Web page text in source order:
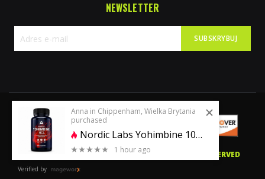
NEWSLETTER
SUBSKRYBUJ
© 2020 PERFECTBODYSHAPE.CO.UK. ALL RIGHTS RESERVED
Anna in Chippenham, Wielka Brytania
purchased
Nordic Labs Yohimbine 10mg 100 caps
0 stars of 5 1 hour ago
Verified by